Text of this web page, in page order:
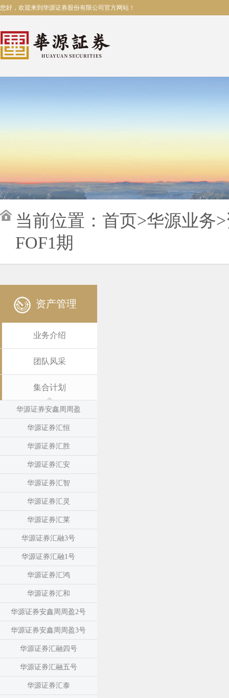
您好，欢迎来到华源证券股份有限公司官方网站！
当前位置： 首页>华源业务>
FOF1期
资产管理
业务介绍
团队风采
集合计划
华源证券安鑫周周盈
华源证券汇恒
华源证券汇胜
华源证券汇安
华源证券汇智
华源证券汇灵
华源证券汇莱
华源证券汇融3号
华源证券汇融1号
华源证券汇鸿
华源证券汇和
华源证券安鑫周周盈2号
华源证券安鑫周周盈3号
华源证券汇融四号
华源证券汇融五号
华源证券汇泰